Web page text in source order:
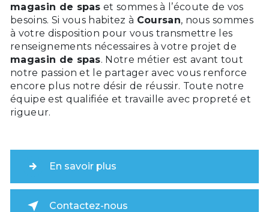
magasin de spas et sommes à l’écoute de vos
besoins. Si vous habitez à Coursan, nous sommes
à votre disposition pour vous transmettre les
renseignements nécessaires à votre projet de
magasin de spas. Notre métier est avant tout
notre passion et le partager avec vous renforce
encore plus notre désir de réussir. Toute notre
équipe est qualifiée et travaille avec propreté et
rigueur.
En savoir plus
Contactez-nous